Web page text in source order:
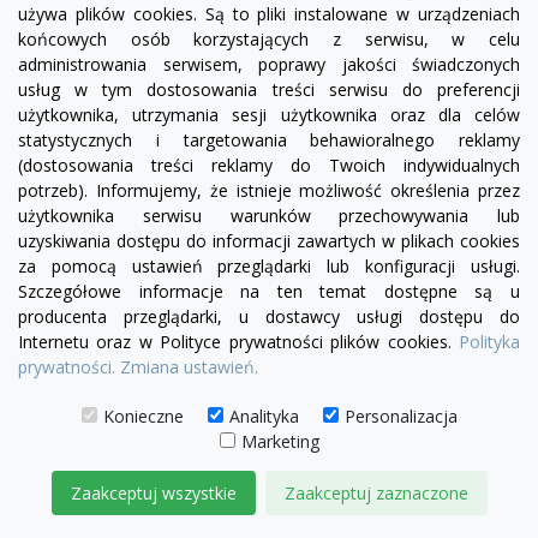
Fotel Serena bez boku | sofa modułowa - element
używa plików cookies. Są to pliki instalowane w urządzeniach
końcowych osób korzystających z serwisu, w celu
administrowania serwisem, poprawy jakości świadczonych
usług w tym dostosowania treści serwisu do preferencji
użytkownika, utrzymania sesji użytkownika oraz dla celów
statystycznych i targetowania behawioralnego reklamy
(dostosowania treści reklamy do Twoich indywidualnych
potrzeb). Informujemy, że istnieje możliwość określenia przez
użytkownika serwisu warunków przechowywania lub
uzyskiwania dostępu do informacji zawartych w plikach cookies
za pomocą ustawień przeglądarki lub konfiguracji usługi.
Szczegółowe informacje na ten temat dostępne są u
producenta przeglądarki, u dostawcy usługi dostępu do
Internetu oraz w Polityce prywatności plików cookies. Polityka
prywatności. Zmiana ustawień.
Konieczne Analityka
Personalizacja
Marketing
Zaakceptuj wszystkie Zaakceptuj zaznaczone